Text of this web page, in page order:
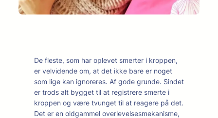
De fleste, som har oplevet smerter i kroppen,
er velvidende om, at det ikke bare er noget
som lige kan ignoreres. Af gode grunde. Sindet
er trods alt bygget til at registrere smerte i
kroppen og være tvunget til at reagere på det.
Det er en oldgammel overlevelsesmekanisme,